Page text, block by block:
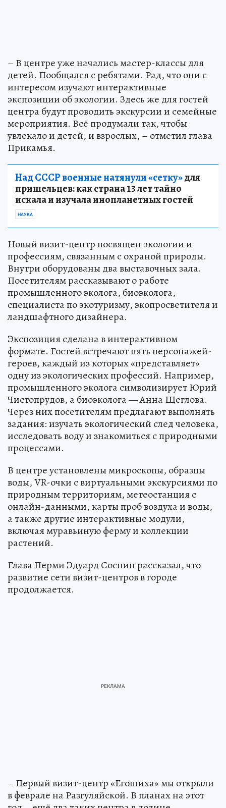
– В центре уже начались мастер-классы для
детей. Пообщался с ребятами. Рад, что они с
интересом изучают интерактивные
экспозиции об экологии. Здесь же для гостей
центра будут проводить экскурсии и семейные
мероприятия. Всё продумали так, чтобы
увлекало и детей, и взрослых, – отметил глава
Прикамья.
Над СССР военные натянули «сетку»для
пришельцев: как страна 13 лет тайно
искала и изучала инопланетных гостей
НАУКА
Новый визит-центр посвящен экологии и
профессиям, связанным с охраной природы.
Внутри оборудованы два выставочных зала.
Посетителям рассказывают о работе
промышленного эколога, биоэколога,
специалиста по экотуризму, экопросветителя и
ландшафтного дизайнера.
Экспозиция сделана в интерактивном
формате. Гостей встречают пять персонажей-
героев, каждый из которых «представляет»
одну из экологических профессий. Например,
промышленного эколога символизирует Юрий
Чистопрудов, а биоэколога — Анна Щеглова.
Через них посетителям предлагают выполнять
задания: изучать экологический след человека,
исследовать воду и знакомиться с природными
процессами.
В центре установлены микроскопы, образцы
воды, VR-очки с виртуальными экскурсиями по
природным территориям, метеостанция с
онлайн-данными, карты проб воздуха и воды,
а также другие интерактивные модули,
включая муравьиную ферму и коллекции
растений.
Глава Перми Эдуард Соснин рассказал, что
развитие сети визит-центров в городе
продолжается.
– Первый визит-центр «Егошиха» мы открыли
в феврале на Разгуляйской. В планах на этот